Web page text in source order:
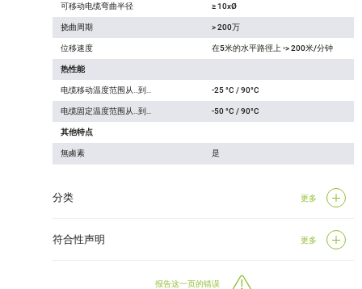
可移动电缆弯曲半径 ≥ 10xØ
挠曲周期 > 200万
位移速度 在5米的水平路徑上 -> 200米/分钟
热性能
电缆移动温度范围从…到… -25 °C / 90°C
电缆固定温度范围从…到… -50 °C / 90°C
其他特点
無鹵素 是
分类 更多
符合性声明 更多
报告这一页的错误